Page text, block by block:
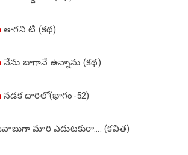
తాగని టీ (కథ)
నేను బాగానే ఉన్నాను (క‌థ‌)
నడక దారిలో(భాగం-52)
మారి ఎదుటకురా…. (కవిత)